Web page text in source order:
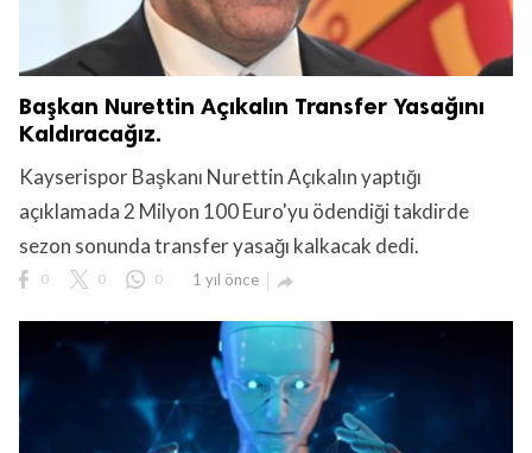
Başkan Nurettin Açıkalın Transfer Yasağını
Kaldıracağız.
Kayserispor Başkanı Nurettin Açıkalın yaptığı
açıklamada 2 Milyon 100 Euro'yu ödendiği takdirde
sezon sonunda transfer yasağı kalkacak dedi.
0 0 0 1 yıl önce 